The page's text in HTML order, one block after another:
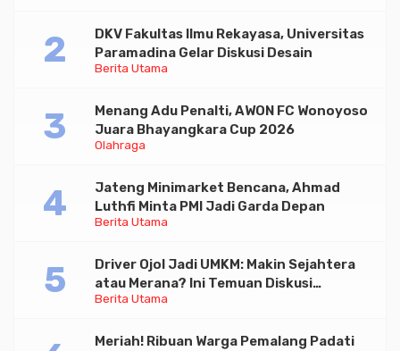
Berita Utama
DKV Fakultas Ilmu Rekayasa, Universitas
Paramadina Gelar Diskusi Desain
Olahraga
Menang Adu Penalti, AWON FC Wonoyoso
Juara Bhayangkara Cup 2026
Berita Utama
Jateng Minimarket Bencana, Ahmad
Luthfi Minta PMI Jadi Garda Depan
Berita Utama
Driver Ojol Jadi UMKM: Makin Sejahtera
atau Merana? Ini Temuan Diskusi
Paramadina
Meriah! Ribuan Warga Pemalang Padati